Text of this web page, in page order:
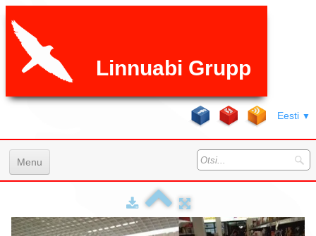
Linnuabi Grupp
Eesti ▼
Menu
Teenused